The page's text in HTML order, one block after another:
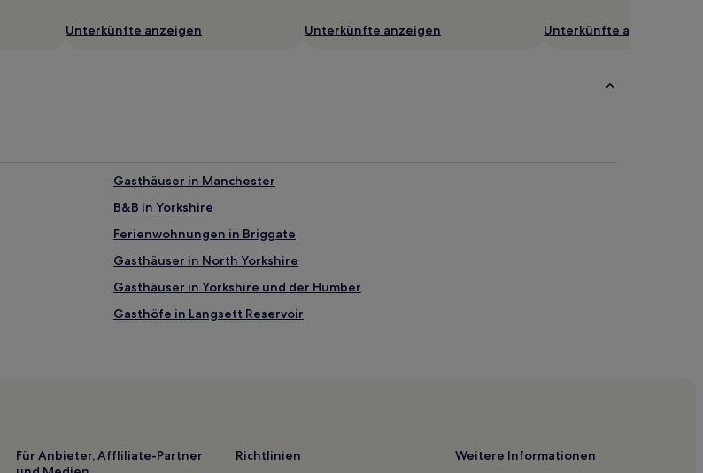
Unterkünfte anzeigen Unterkünfte anzeigen Unterkünfte anzeigen
Gasthäuser in Manchester
B&B in Yorkshire
Ferienwohnungen in Briggate
Gasthäuser in North Yorkshire
Gasthäuser in Yorkshire und der Humber
Gasthöfe in Langsett Reservoir
Für Anbieter, Affliliate-Partner
Richtlinien Weitere Informationen